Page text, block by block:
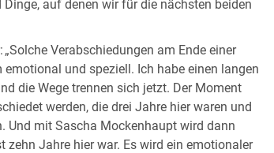
auf denen wir für die nächsten beiden
Verabschiedungen am Ende einer
und speziell. Ich habe einen langen
die Wege trennen sich jetzt. Der Moment
werden, die drei Jahre hier waren und
Und mit Sascha Mockenhaupt wird dann
zehn Jahre hier war. Es wird ein emotionaler